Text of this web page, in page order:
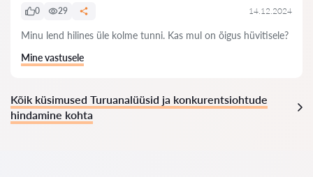
0
29 14.12.2024
Minu lend hilines üle kolme tunni. Kas mul on õigus hüvitisele?
Mine vastusele
Kõik küsimused Turuanalüüsid ja konkurentsiohtude
hindamine kohta